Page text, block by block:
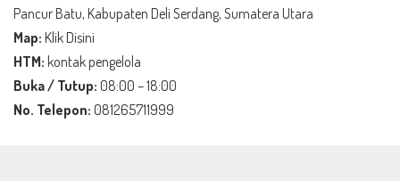
Pancur Batu, Kabupaten Deli Serdang, Sumatera Utara
Map: Klik Disini
HTM: kontak pengelola
Buka / Tutup: 08:00 – 18:00
No. Telepon: 081265711999